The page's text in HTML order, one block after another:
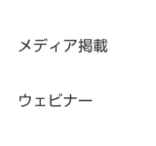
メディア掲載
ウェビナー